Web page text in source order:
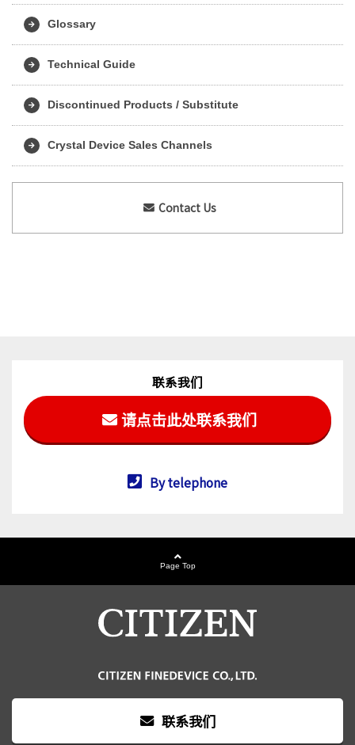
Glossary
Technical Guide
Discontinued Products / Substitute
Crystal Device Sales Channels
Contact Us
联系我们
请点击此处联系我们
By telephone
Page Top
联系我们